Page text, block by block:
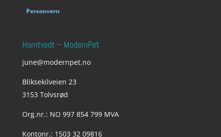
Personvern
Horntvedt – ModernPet
june@modernpet.no
Bliksekilveien 23
3153 Tolvsrød
Org.nr.: NO 997 854 799 MVA
Kontonr.: 1503 32 09816